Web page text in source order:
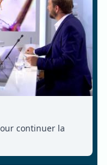
continuer la